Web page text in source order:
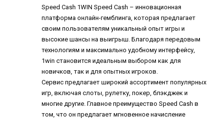
Speed Cash 1WIN Speed Cash – инновационная
платформа онлайн-гемблинга, которая предлагает
своим пользователям уникальный опыт игры и
высокие шансы на выигрыш. Благодаря передовым
технологиям и максимально удобному интерфейсу,
1win становится идеальным выбором как для
новичков, так и для опытных игроков.
Сервис предлагает широкий ассортимент популярных
игр, включая слоты, рулетку, покер, блэкджек и
многие другие. Главное преимущество Speed Cash в
том, что он предлагает мгновенное начисление